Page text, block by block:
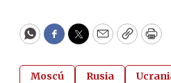
WhatsApp
Facebook
Twitter
EmailCopy
Moscú Rusia